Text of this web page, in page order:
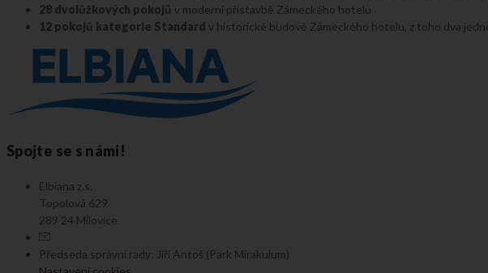
28 dvolůžkových pokojů v moderní přístavbě Zámeckého hotelu
12 pokojů kategorie Standard v historické budově Zámeckého hotelu, z toho dva
Spojte se s námi!
Elbiana z.s.
Topolová 629
289 24 Milovice
Předseda správní rady: Jiří Antoš (Park Mirakulum)